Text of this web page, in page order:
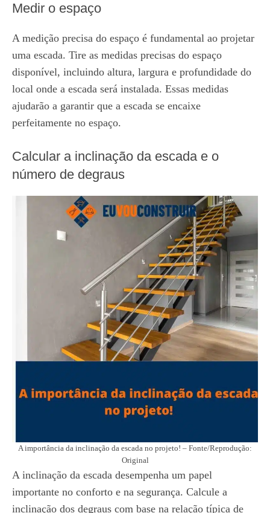
Medir o espaço
A medição precisa do espaço é fundamental ao projetar
uma escada. Tire as medidas precisas do espaço
disponível, incluindo altura, largura e profundidade do
local onde a escada será instalada. Essas medidas
ajudarão a garantir que a escada se encaixe
perfeitamente no espaço.
Calcular a inclinação da escada e o
número de degraus
A importância da inclinação da escada no projeto! – Fonte/Reprodução:
Original
A inclinação da escada desempenha um papel
importante no conforto e na segurança. Calcule a
inclinação dos degraus com base na relação típica de